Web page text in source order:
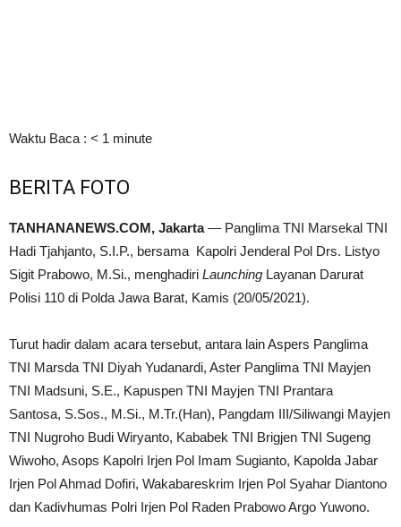
Waktu Baca : < 1 minute
BERITA FOTO
TANHANANEWS.COM, Jakarta— Panglima TNI Marsekal TNI
Hadi Tjahjanto, S.I.P., bersama Kapolri Jenderal Pol Drs. Listyo
Sigit Prabowo, M.Si., menghadiri Launching Layanan Darurat
Polisi 110 di Polda Jawa Barat, Kamis (20/05/2021).
Turut hadir dalam acara tersebut, antara lain Aspers Panglima
TNI Marsda TNI Diyah Yudanardi, Aster Panglima TNI Mayjen
TNI Madsuni, S.E., Kapuspen TNI Mayjen TNI Prantara
Santosa, S.Sos., M.Si., M.Tr.(Han), Pangdam III/Siliwangi Mayjen
TNI Nugroho Budi Wiryanto, Kababek TNI Brigjen TNI Sugeng
Wiwoho, Asops Kapolri Irjen Pol Imam Sugianto, Kapolda Jabar
Irjen Pol Ahmad Dofiri, Wakabareskrim Irjen Pol Syahar Diantono
dan Kadivhumas Polri Irjen Pol Raden Prabowo Argo Yuwono.